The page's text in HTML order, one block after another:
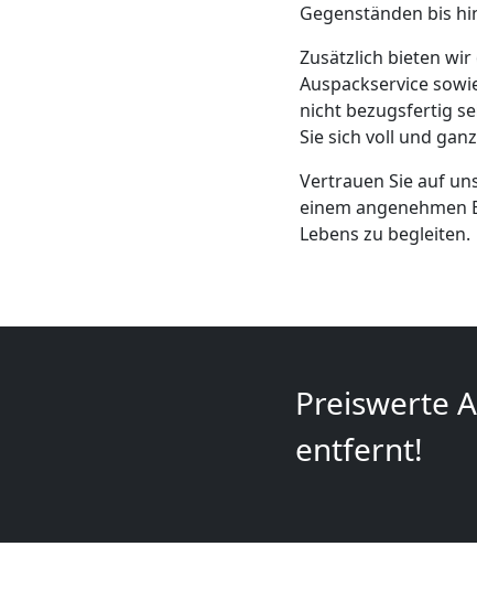
Gegenständen bis
Zusätzlich bieten
Auspackservice
nicht bezugsfertig
Sie sich voll und
Vertrauen Sie auf
einem angenehmen
Lebens zu begleiten.
Preiswerte
entfernt!